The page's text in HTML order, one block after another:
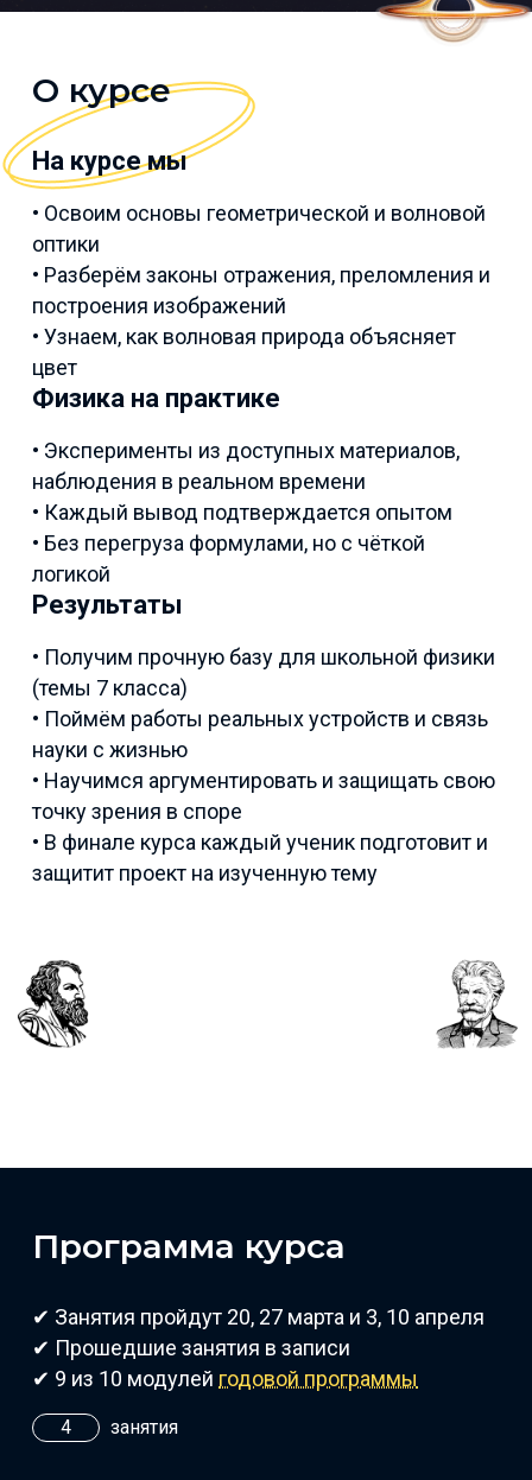
О курсе
На курсе мы
• Освоим основы геометрической и волновой
оптики
• Разберём законы отражения, преломления и
построения изображений
• Узнаем, как волновая природа объясняет
цвет
Физика на практике
• Эксперименты из доступных материалов,
наблюдения в реальном времени
• Каждый вывод подтверждается опытом
• Без перегруза формулами, но с чёткой
логикой
Результаты
• Получим прочную базу для школьной физики
(темы 7 класса)
• Поймём работы реальных устройств и связь
науки с жизнью
• Научимся аргументировать и защищать свою
точку зрения в споре
• В финале курса каждый ученик подготовит и
защитит проект на изученную тему
Программа курса
✔ Занятия пройдут 20, 27 марта и 3, 10 апреля
✔ Прошедшие занятия в записи
✔ 9 из 10 модулей годовой программы
4 занятия